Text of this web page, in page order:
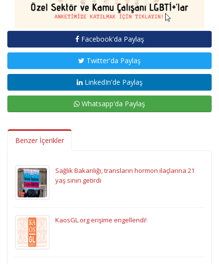
Facebook'da Paylaş
Twitter'da Paylaş
LinkedIn'de Paylaş
Whatsapp'da Paylaş
Benzer İçerikler
Sağlık Bakanlığı, transların hormon ilaçlarına 21
yaş sınırı getirdi
KaosGL.org erişime engellendi!